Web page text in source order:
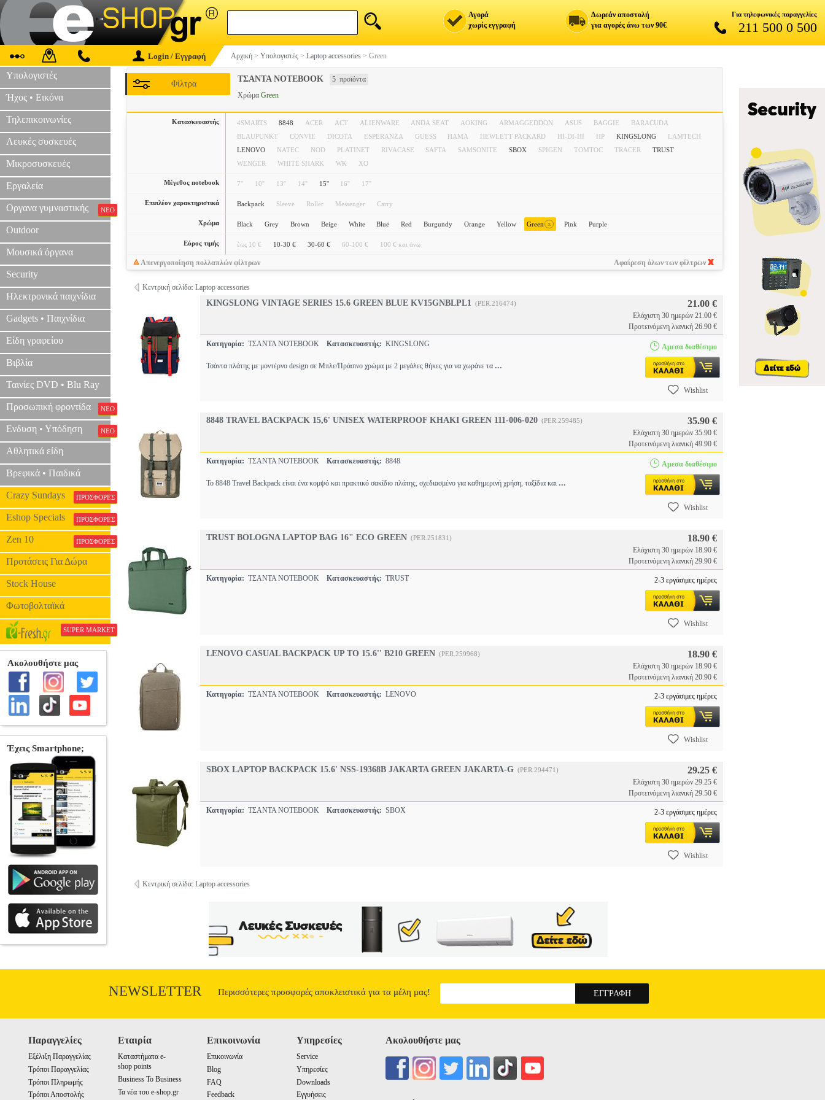
Αγορά
χωρίς εγγραφή
Δωρεάν αποστολή
για αγορές άνω των 90€
Για τηλεφωνικές παραγγελίες
211 500 0 500
Login / Εγγραφή Αρχική > Υπολογιστές > Laptop accessories > Green
Υπολογιστές
Ήχος • Εικόνα
Τηλεπικοινωνίες
Λευκές συσκευές
Μικροσυσκευές
Εργαλεία
Οργανα γυμναστικής ΝΕΟ
Outdoor
Μουσικά όργανα
Security
Ηλεκτρονικά παιχνίδια
Gadgets • Παιχνίδια
Είδη γραφείου
Βιβλία
Ταινίες DVD • Blu Ray
Προσωπική φροντίδα ΝΕΟ
Ενδυση • Υπόδηση ΝΕΟ
Αθλητικά είδη
Βρεφικά • Παιδικά
Crazy Sundays ΠΡΟΣΦΟΡΕΣ
Eshop Specials ΠΡΟΣΦΟΡΕΣ
Zen 10 ΠΡΟΣΦΟΡΕΣ
Προτάσεις Για Δώρα
Stock House
Φωτοβολταϊκά
SUPER MARKET
ΤΣΑΝΤΑ NOTEBOOK 5 προϊόντα
Φίλτρα
Χρώμα Green
Κατασκευαστής 4SMARTS 8848 ACER ACT ALIENWARE ANDA SEAT AOKING ARMAGGEDDON ASUS BAGGIE
BARACUDA
BLAUPUNKT
CONVIE DICOTA ESPERANZA GUESS HAMA HEWLETT PACKARD HI-DI-HI HP KINGSLONG
LAMTECH
LENOVO
NATEC NOD PLATINET RIVACASE SAFTA SAMSONITE SBOX SPIGEN TOMTOC TRACER
TRUST
WENGER
WHITE SHARK WK XO
Μέγεθος notebook 7'' 10'' 13'' 14'' 15'' 16'' 17''
Επιπλέον χαρακτηριστικά Backpack Sleeve Roller Messenger Carry
Χρώμα Black Grey Brown Beige White Blue Red Burgundy Orange Yellow Green x Pink Purple
Εύρος τιμής έως 10 € 10-30 € 30-60 € 60-100 € 100 € και άνω
Απενεργοποίηση πολλαπλών φίλτρων Αφαίρεση όλων των φίλτρων
Κεντρική σελίδα: Laptop accessories
KINGSLONG VINTAGE SERIES 15.6 GREEN BLUE KV15GNBLPL1 (PER.216474) 21.00 €
Ελάχιστη 30 ημερών 21.00 €
Προτεινόμενη λιανική 26.90 €
Κατηγορία: ΤΣΑΝΤΑ NOTEBOOK Κατασκευαστής: KINGSLONG
Τσάντα πλάτης με μοντέρνο design σε Μπλε/Πράσινο χρώμα με 2 μεγάλες θήκες για να χωράνε τα ...
Αμεσα διαθέσιμο
Wishlist
8848 TRAVEL BACKPACK 15,6' UNISEX WATERPROOF KHAKI GREEN 111-006-020 (PER.259485) 35.90 €
Ελάχιστη 30 ημερών 35.90 €
Προτεινόμενη λιανική 49.90 €
Κατηγορία: ΤΣΑΝΤΑ NOTEBOOK Κατασκευαστής: 8848
Το 8848 Travel Backpack είναι ένα κομψό και πρακτικό σακίδιο πλάτης, σχεδιασμένο για καθημερινή χρήση, ταξίδια και ...
Αμεσα διαθέσιμο
Wishlist
TRUST BOLOGNA LAPTOP BAG 16" ECO GREEN (PER.251831) 18.90 €
Ελάχιστη 30 ημερών 18.90 €
Προτεινόμενη λιανική 29.90 €
Κατηγορία: ΤΣΑΝΤΑ NOTEBOOK Κατασκευαστής: TRUST 2-3 εργάσιμες ημέρες
Wishlist
LENOVO CASUAL BACKPACK UP TO 15.6'' B210 GREEN (PER.259968) 18.90 €
Ελάχιστη 30 ημερών 18.90 €
Προτεινόμενη λιανική 20.90 €
Κατηγορία: ΤΣΑΝΤΑ NOTEBOOK Κατασκευαστής: LENOVO 2-3 εργάσιμες ημέρες
Wishlist
SBOX LAPTOP BACKPACK 15.6' NSS-19368B JAKARTA GREEN JAKARTA-G (PER.294471) 29.25 €
Ελάχιστη 30 ημερών 29.25 €
Προτεινόμενη λιανική 29.50 €
Κατηγορία: ΤΣΑΝΤΑ NOTEBOOK Κατασκευαστής: SBOX 2-3 εργάσιμες ημέρες
Wishlist
Κεντρική σελίδα: Laptop accessories
NEWSLETTER Περισσότερες προσφορές αποκλειστικά για τα μέλη μας!
Παραγγελίες
Εξέλιξη Παραγγελίας
Τρόποι Παραγγελίας
Τρόποι Πληρωμής
Τρόποι Αποστολής
Εταιρία
Καταστήματα e-
shop points
Business To Business
Τα νέα του e-shop.gr
Επικοινωνία
Επικοινωνία
Blog
FAQ
Feedback
Υπηρεσίες
Service
Υπηρεσίες
Downloads
Εγγυήσεις
Ακολουθήστε μας